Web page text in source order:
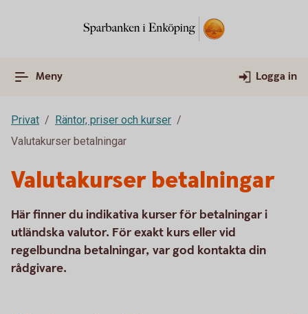
Meny Logga in
Privat
Räntor, priser och kurser
Valutakurser betalningar
Valutakurser betalningar
Här finner du indikativa kurser för betalningar i
utländska valutor. För exakt kurs eller vid
regelbundna betalningar, var god kontakta din
rådgivare.